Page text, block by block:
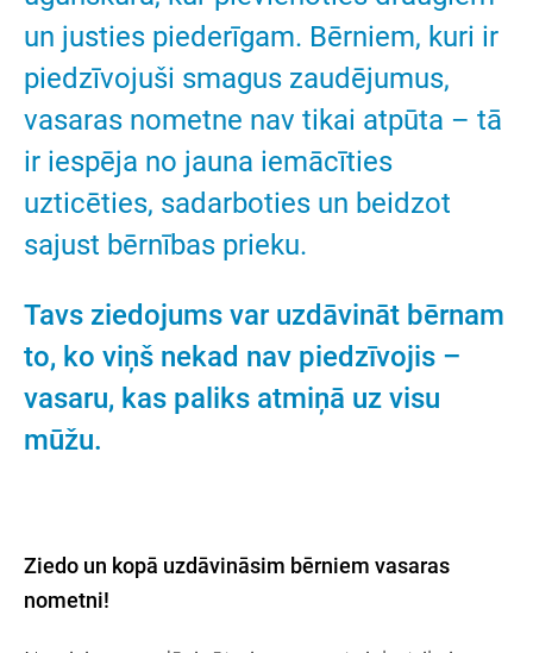
un justies piederīgam. Bērniem, kuri ir
piedzīvojuši smagus zaudējumus,
vasaras nometne nav tikai atpūta – tā
ir iespēja no jauna iemācīties
uzticēties, sadarboties un beidzot
sajust bērnības prieku.
Tavs ziedojums var uzdāvināt bērnam
to, ko viņš nekad nav piedzīvojis –
vasaru, kas paliks atmiņā uz visu
mūžu.
Ziedo un kopā uzdāvināsim bērniem vasaras
nometni!